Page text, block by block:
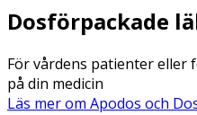
Dosförpackade
För vårdens patienter eller
på din medicin
Läs mer om Apodos och